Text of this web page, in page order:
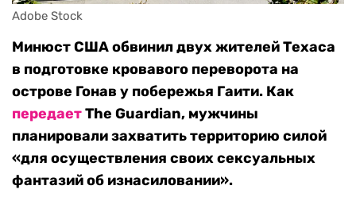
Adobe Stock
Минюст США обвинил двух жителей Техаса
в подготовке кровавого переворота на
острове Гонав у побережья Гаити. Как
передаетThe Guardian, мужчины
планировали захватить территорию силой
«для осуществления своих сексуальных
фантазий об изнасиловании».